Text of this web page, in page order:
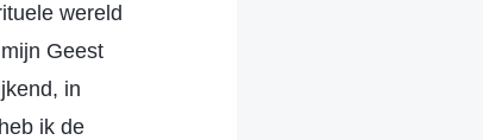
wereld
Geest
in
ik de